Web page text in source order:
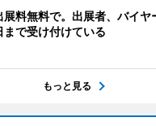
展料無料で。出展者、バイ
まで受け付けている
もっと見る